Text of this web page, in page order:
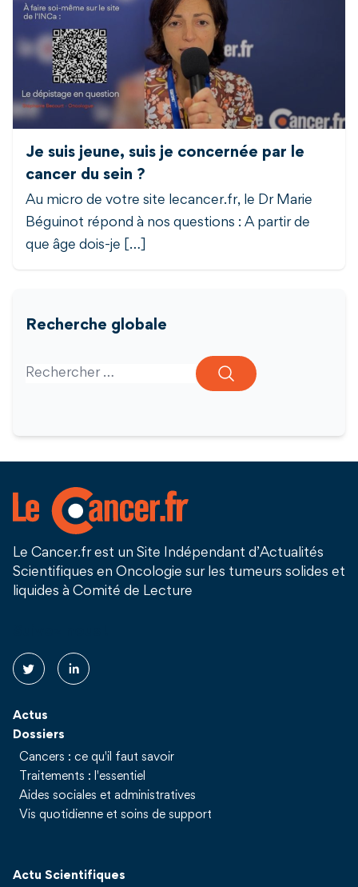
Je suis jeune, suis je concernée par le
cancer du sein ?
Au micro de votre site lecancer.fr, le Dr Marie
Béguinot répond à nos questions : A partir de
que âge dois-je […]
Recherche globale
Search for:
Le Cancer.fr est un Site Indépendant d’Actualités
Scientifiques en Oncologie sur les tumeurs solides et
liquides à Comité de Lecture
Actus
Dossiers
Cancers : ce qu'il faut savoir
Traitements : l'essentiel
Aides sociales et administratives
Vis quotidienne et soins de support
Actu Scientifiques